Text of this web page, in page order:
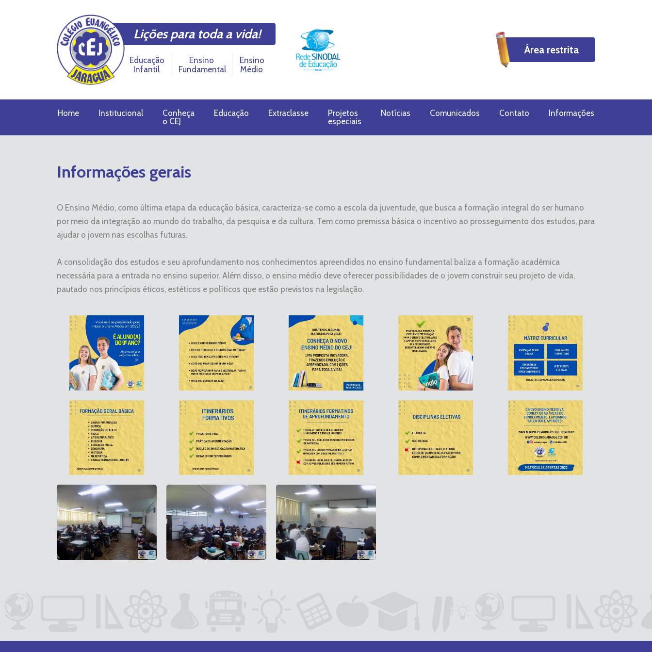
Lições para toda a vida!
Educação
Infantil
Ensino
Fundamental
Ensino
Médio
Área restrita
Home Institucional
Conheça
o CEJ
Educação Extraclasse
Projetos
especiais
Notícias Comunicados Contato Informações
Informações gerais
O Ensino Médio, como última etapa da educação básica, caracteriza-se como a escola da juventude, que busca a formação integral do ser humano
por meio da integração ao mundo do trabalho, da pesquisa e da cultura. Tem como premissa básica o incentivo ao prosseguimento dos estudos, para
ajudar o jovem nas escolhas futuras.
A consolidação dos estudos e seu aprofundamento nos conhecimentos apreendidos no ensino fundamental baliza a formação acadêmica
necessária para a entrada no ensino superior. Além disso, o ensino médio deve oferecer possibilidades de o jovem construir seu projeto de vida,
pautado nos princípios éticos, estéticos e políticos que estão previstos na legislação.